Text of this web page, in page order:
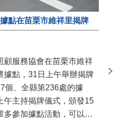
點在苗栗市維祥里揭牌
顧服務協會在苗栗市維祥
據點，31日上午舉辦揭牌
個、全縣第236處的據
午主持揭牌儀式，頒發15
多參加據點活動，可以更
苗